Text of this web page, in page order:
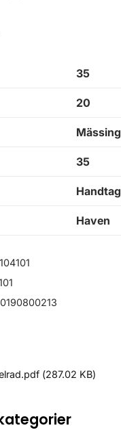
35
20
Mässing
35
Handtag
Haven
(287.02 KB)